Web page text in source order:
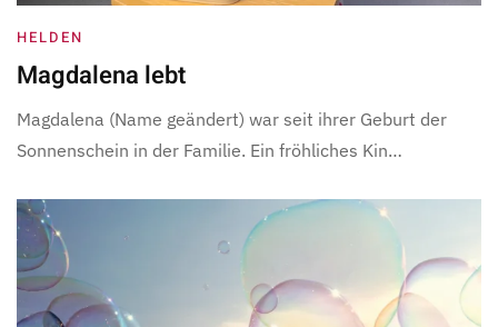
HELDEN
Magdalena lebt
Magdalena (Name geändert) war seit ihrer Geburt der
Sonnenschein in der Familie. Ein fröhliches Kin…